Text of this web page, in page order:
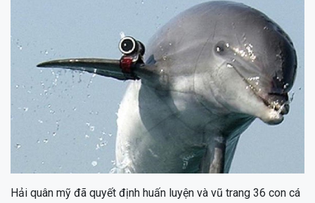
Hải quân mỹ đã quyết định huấn luyện và vũ trang 36 con cá